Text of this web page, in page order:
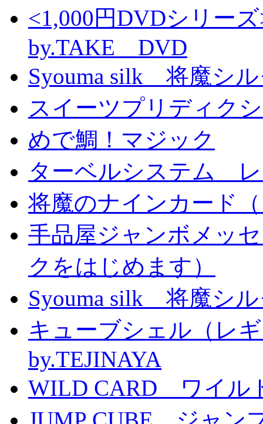
<1,000円DVDシリ
by.TAKE DVD
Syouma silk 将魔シ
スイーツプリディク
めで鯛！マジック
ターベルシステム
将魔のナインカード
手品屋ジャンボメッ
クをはじめます）
Syouma silk 将魔シ
キューブシェル（レ
by.TEJINAYA
WILD CARD ワイル